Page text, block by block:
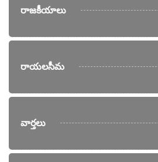
రాజకీయాలు
రాయలసీమ
వార్తలు